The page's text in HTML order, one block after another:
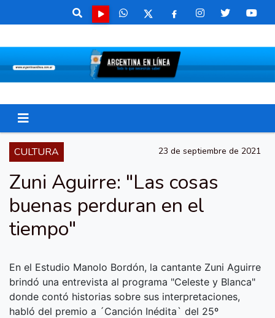
CULTURA 23 de septiembre de 2021
Zuni Aguirre: "Las cosas
buenas perduran en el
tiempo"
En el Estudio Manolo Bordón, la cantante Zuni Aguirre
brindó una entrevista al programa "Celeste y Blanca"
donde contó historias sobre sus interpretaciones,
habló del premio a ´Canción Inédita` del 25º